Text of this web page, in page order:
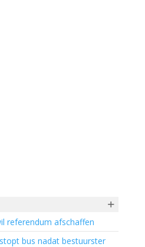
+
referendum afschaffen
bus nadat bestuurster